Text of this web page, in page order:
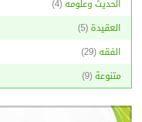
الحديث وعلومه (4)
العقيدة(5)
الفقه (29)
متنوعة (9)